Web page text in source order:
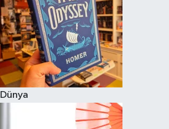
Dünya